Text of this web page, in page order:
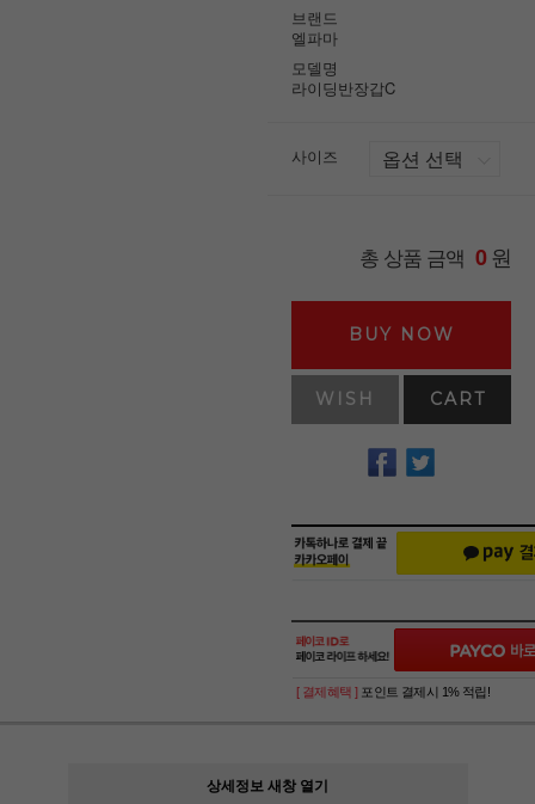
브랜드
엘파마
모델명
라이딩반장갑C
사이즈
총 상품 금액 0원
BUY NOW
WISH CART
[ 결제혜택 ] 포인트 결제시 1% 적립!
상세정보 새창 열기